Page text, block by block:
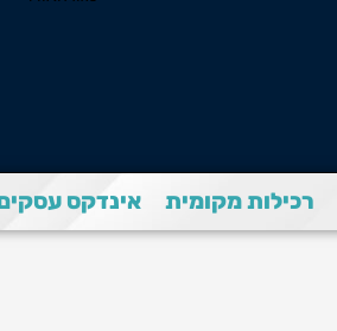
רכילות מקומית אינדקס